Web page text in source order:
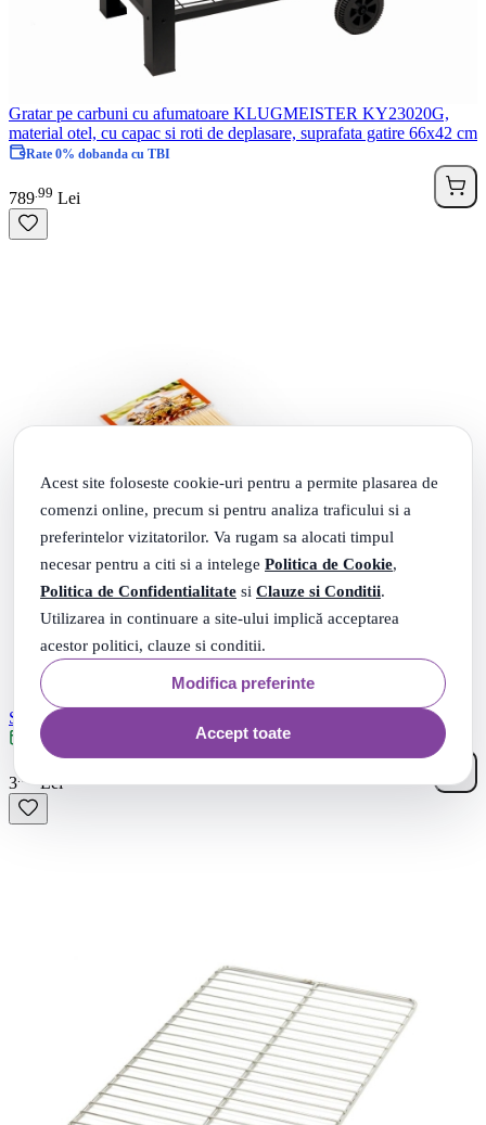
Acest site foloseste cookie-uri pentru a permite plasarea de
comenzi online, precum si pentru analiza traficului si a
preferintelor vizitatorilor. Va rugam sa alocati timpul
necesar pentru a citi si a intelege Politica de Cookie,
Politica de Confidentialitate si Clauze si Conditii.
Utilizarea in continuare a site-ului implică acceptarea
acestor politici, clauze si conditii.
Modifica preferinte
Accept toate
Gratar pe carbuni cu afumatoare KLUGMEISTER KY23020G,
material otel, cu capac si roti de deplasare, suprafata gatire 66x42 cm
Rate 0% dobanda cu TBI
789 99 Lei
Set 100 tepuse frigarui, lungime 250 mm
Livrare: maine
3.10 Lei